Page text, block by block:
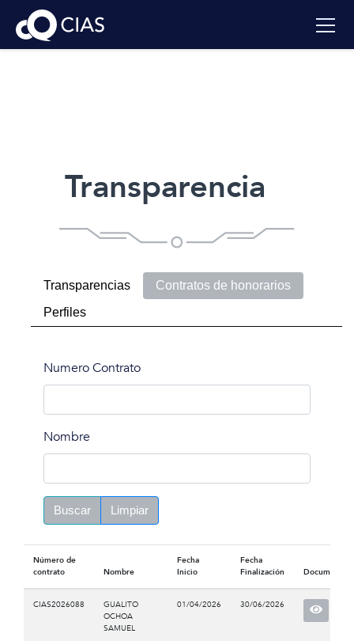
Transparencia
Transparencias
Contratos de honorarios
Perfiles
Numero Contrato
Nombre
Buscar Limpiar
Número de
contrato
Nombre
Fecha
Inicio
Fecha
Finalización
Documento
CIAS2026088
GUALITO
OCHOA
SAMUEL
01/04/2026 30/06/2026